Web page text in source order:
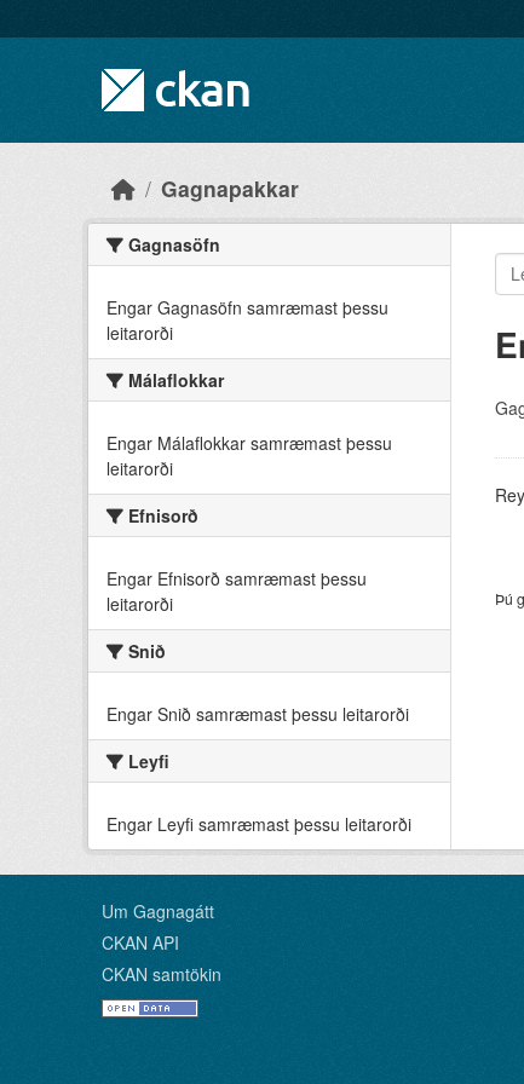
Gagnapakkar
Gagnasöfn
Engar Gagnasöfn samræmast þessu
leitarorði
Málaflokkar
Engar Málaflokkar samræmast þessu
leitarorði
Efnisorð
Engar Efnisorð samræmast þessu
leitarorði
Snið
Engar Snið samræmast þessu leitarorði
Leyfi
Engar Leyfi samræmast þessu leitarorði
Þú
Um Gagnagátt
CKAN API
CKAN samtökin